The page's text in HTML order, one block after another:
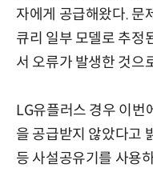
자에게 공급해왔다. 문
큐리 일부 모델로 추정
서 오류가 발생한 것으
LG유플러스 경우 이번
을 공급받지 않았다고
등 사설공유기를 사용